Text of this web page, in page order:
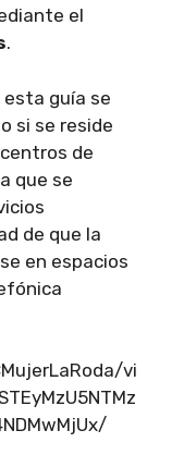
el
.
guía se
si se reside
de
que se
de que la
en espacios
vi